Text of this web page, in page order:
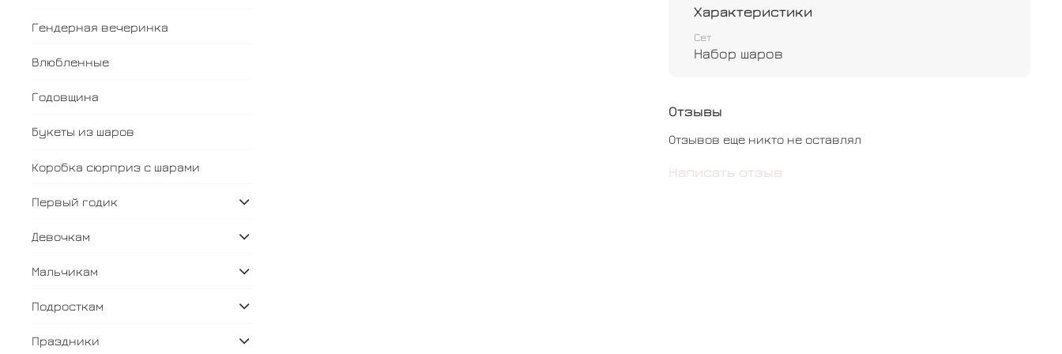
Характеристики
Сет
Набор шаров
Отзывы
Отзывов еще никто не оставлял
Написать отзыв
Гендерная вечеринка
Влюбленные
Годовщина
Букеты из шаров
Коробка сюрприз с шарами
Первый годик
Девочкам
Мальчикам
Подросткам
Праздники